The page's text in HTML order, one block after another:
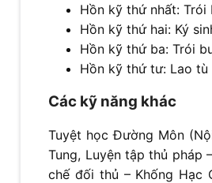
Hồn kỹ thứ nhất: Trói
Hồn kỹ thứ hai: Ký
Hồn kỹ thứ ba: Trói
Hồn kỹ thứ tư: Lao tù
Các kỹ năng khác
Tuyệt học Đường Môn
Tung, Luyện tập thủ pháp
chế đối thủ – Khống Hạc